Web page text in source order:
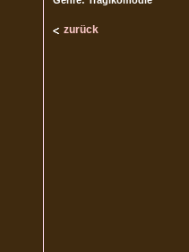
zurück